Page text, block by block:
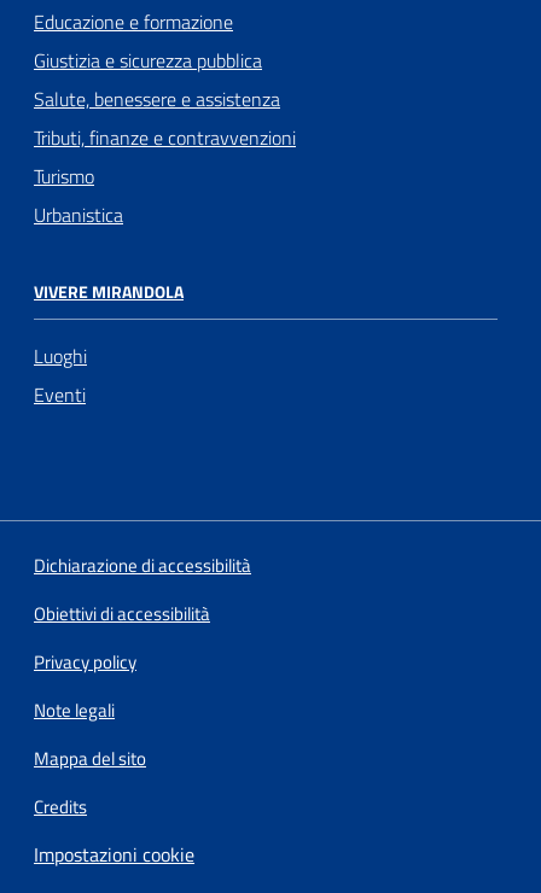
Educazione e formazione
Giustizia e sicurezza pubblica
Salute, benessere e assistenza
Tributi, finanze e contravvenzioni
Turismo
Urbanistica
VIVERE MIRANDOLA
Luoghi
Eventi
Dichiarazione di accessibilità
Obiettivi di accessibilità
Privacy policy
Note legali
Mappa del sito
Credits
Impostazioni cookie